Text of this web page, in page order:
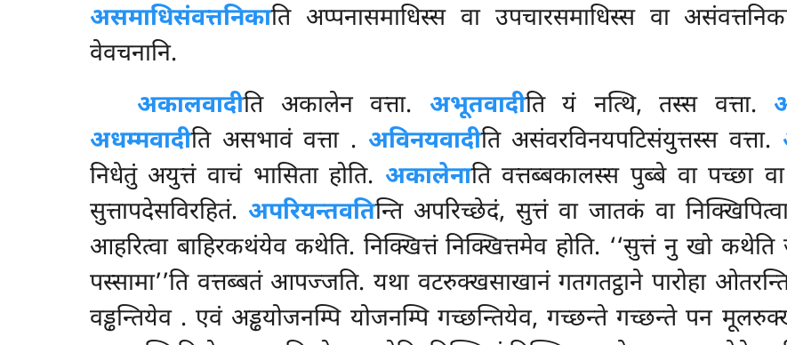
असमाधिसंवत्तनिकाति अप्पनासमाधिस्स वा उपचारसमाधिस्स वा
वेवचनानि.
अकालवादीति अकालेन वत्ता. अभूतवादीति यं नत्थि, तस्स वत्ता.
अधम्मवादीति असभावं वत्ता . अविनयवादीति असंवरविनयपटिसंयुत्तस्स वत्ता.
निधेतुं अयुत्तं वाचं भासिता होति. अकालेनाति वत्तब्बकालस्स पुब्बे वा पच्छा
सुत्तापदेसविरहितं. अपरियन्तवतिन्ति अपरिच्छेदं, सुत्तं वा जातकं वा
आहरित्वा बाहिरकथंयेव कथेति. निक्खित्तं निक्खित्तमेव होति. ‘‘सुत्तं नु खो
पस्सामा’’ति वत्तब्बतं आपज्जति. यथा वटरुक्खसाखानं गतगतट्ठाने पारोहा
वड्ढन्तियेव . एवं अड्ढयोजनम्पि योजनम्पि गच्छन्तियेव, गच्छन्ते गच्छन्ते पन